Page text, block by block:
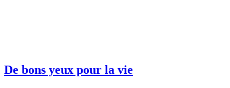
De bons yeux pour la vie